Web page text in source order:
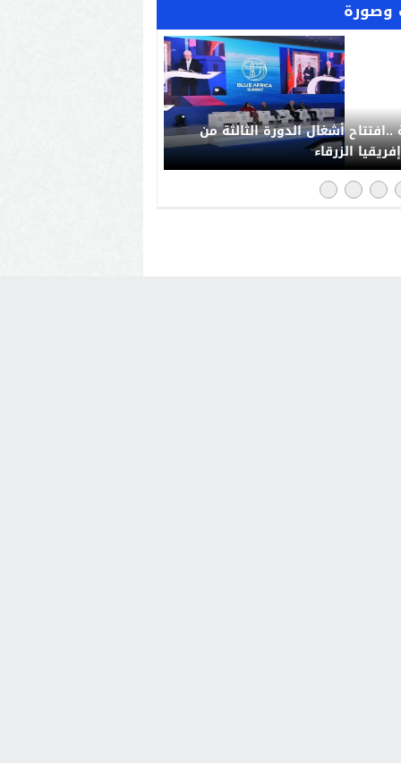
تجتاح مواقع
بالمغرب: رد حضاري على حملات
الإعلامي